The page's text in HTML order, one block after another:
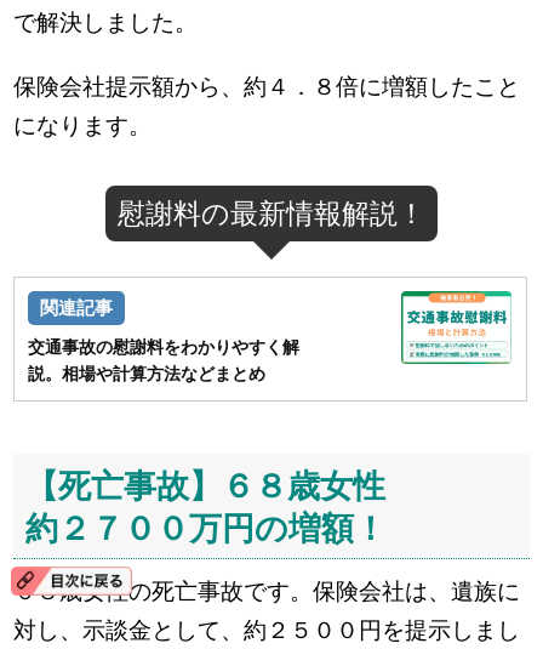
で解決しました。
保険会社提示額から、約４．８倍に増額したこと
になります。
慰謝料の最新情報解説！
交通事故の慰謝料をわかりやすく解
説。相場や計算方法などまとめ
【死亡事故】６８歳女性
約２７００万円の増額！
６８歳女性の死亡事故です。保険会社は、遺族に
対し、示談金として、約２５００円を提示しまし